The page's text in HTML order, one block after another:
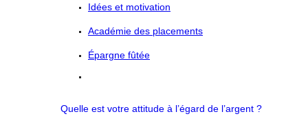
Idées et motivation
Académie des placements
Épargne fûtée
Quelle est votre attitude à l’égard de l’argent ?